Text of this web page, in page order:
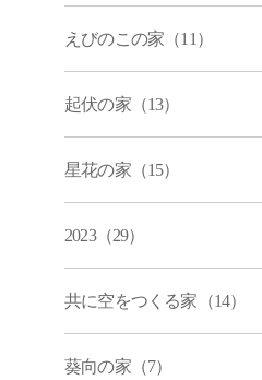
えびのこの家（11）
起伏の家（13）
星花の家（15）
2023（29）
共に空をつくる家（14）
葵向の家（7）